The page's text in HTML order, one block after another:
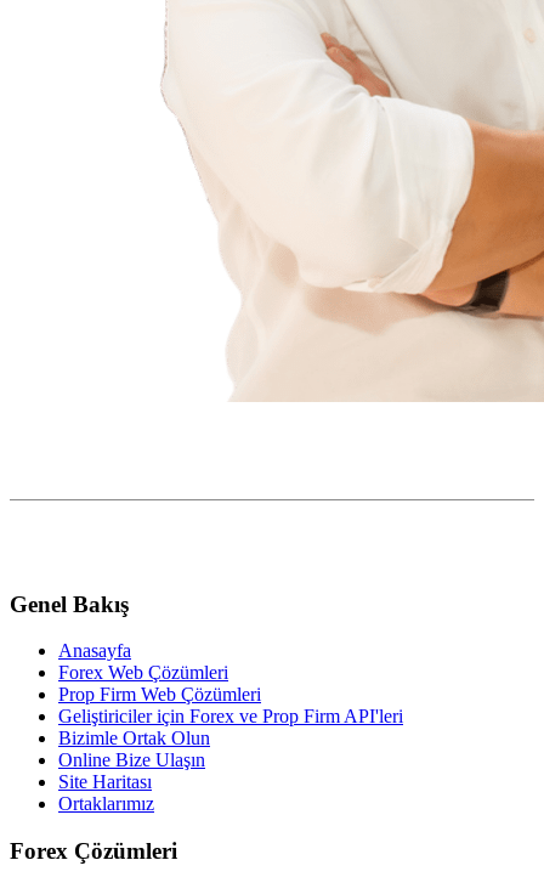
Genel Bakış
Anasayfa
Forex Web Çözümleri
Prop Firm Web Çözümleri
Geliştiriciler için Forex ve Prop Firm API'leri
Bizimle Ortak Olun
Online Bize Ulaşın
Site Haritası
Ortaklarımız
Forex Çözümleri